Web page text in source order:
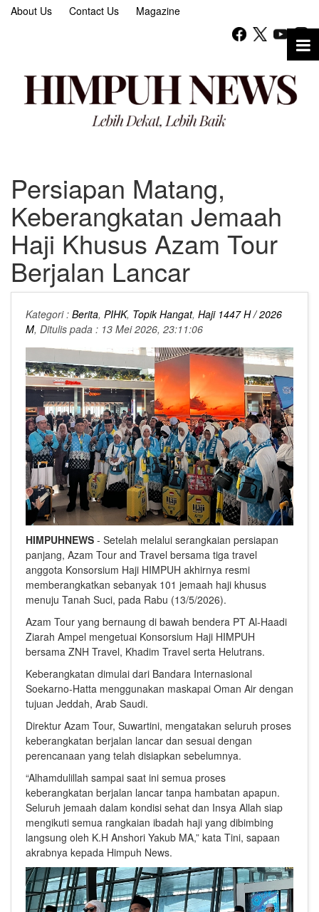
About Us Contact Us Magazine
Persiapan Matang,
Keberangkatan Jemaah
Haji Khusus Azam Tour
Berjalan Lancar
Kategori : Berita, PIHK, Topik Hangat, Haji 1447 H / 2026
M, Ditulis pada : 13 Mei 2026, 23:11:06
HIMPUHNEWS - Setelah melalui serangkaian persiapan
panjang, Azam Tour and Travel bersama tiga travel
anggota Konsorsium Haji HIMPUH akhirnya resmi
memberangkatkan sebanyak 101 jemaah haji khusus
menuju Tanah Suci, pada Rabu (13/5/2026).
Azam Tour yang bernaung di bawah bendera PT Al-Haadi
Ziarah Ampel mengetuai Konsorsium Haji HIMPUH
bersama ZNH Travel, Khadim Travel serta Helutrans.
Keberangkatan dimulai dari Bandara Internasional
Soekarno-Hatta menggunakan maskapai Oman Air dengan
tujuan Jeddah, Arab Saudi.
Direktur Azam Tour, Suwartini, mengatakan seluruh proses
keberangkatan berjalan lancar dan sesuai dengan
perencanaan yang telah disiapkan sebelumnya.
“Alhamdulillah sampai saat ini semua proses
keberangkatan berjalan lancar tanpa hambatan apapun.
Seluruh jemaah dalam kondisi sehat dan Insya Allah siap
mengikuti semua rangkaian ibadah haji yang dibimbing
langsung oleh K.H Anshori Yakub MA,” kata Tini, sapaan
akrabnya kepada Himpuh News.